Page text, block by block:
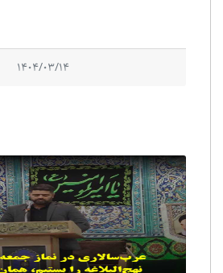
1404/03/14